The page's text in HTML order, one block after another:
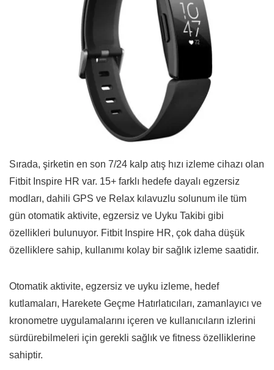
Sırada, şirketin en son 7/24 kalp atış hızı izleme cihazı olan
Fitbit Inspire HR var. 15+ farklı hedefe dayalı egzersiz
modları, dahili GPS ve Relax kılavuzlu solunum ile tüm
gün otomatik aktivite, egzersiz ve Uyku Takibi gibi
özellikleri bulunuyor. Fitbit Inspire HR, çok daha düşük
özelliklere sahip, kullanımı kolay bir sağlık izleme saatidir.
Otomatik aktivite, egzersiz ve uyku izleme, hedef
kutlamaları, Harekete Geçme Hatırlatıcıları, zamanlayıcı ve
kronometre uygulamalarını içeren ve kullanıcıların izlerini
sürdürebilmeleri için gerekli sağlık ve fitness özelliklerine
sahiptir.